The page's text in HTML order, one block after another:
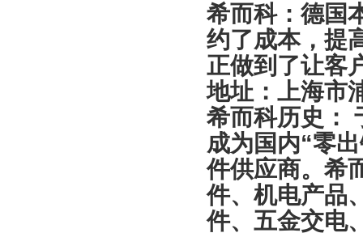
希而科：德国
约了成本，提
正做到了让客
地址：上海市
希而科历史：
成为国内“零
件供应商。希
件、机电产品
件、五金交电